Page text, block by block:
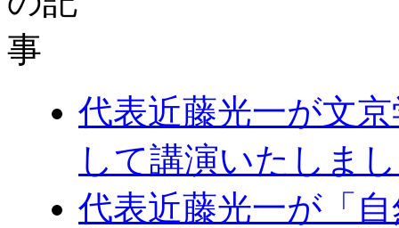
代表近藤光一が文
して講演いたしま
代表近藤光一が「